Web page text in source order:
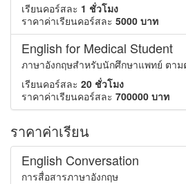
เรียนคอร์สละ 1 ชั่วโมง
ราคาค่าเรียนคอร์สละ 5000 บาท
English for Medical Student
ภาษาอังกฤษสำหรับนักศึกษาแพทย์ ตาม
เรียนคอร์สละ 20 ชั่วโมง
ราคาค่าเรียนคอร์สละ 700000 บาท
ราคาค่าเรียน
English Conversation
การสื่อสารภาษาอังกฤษ